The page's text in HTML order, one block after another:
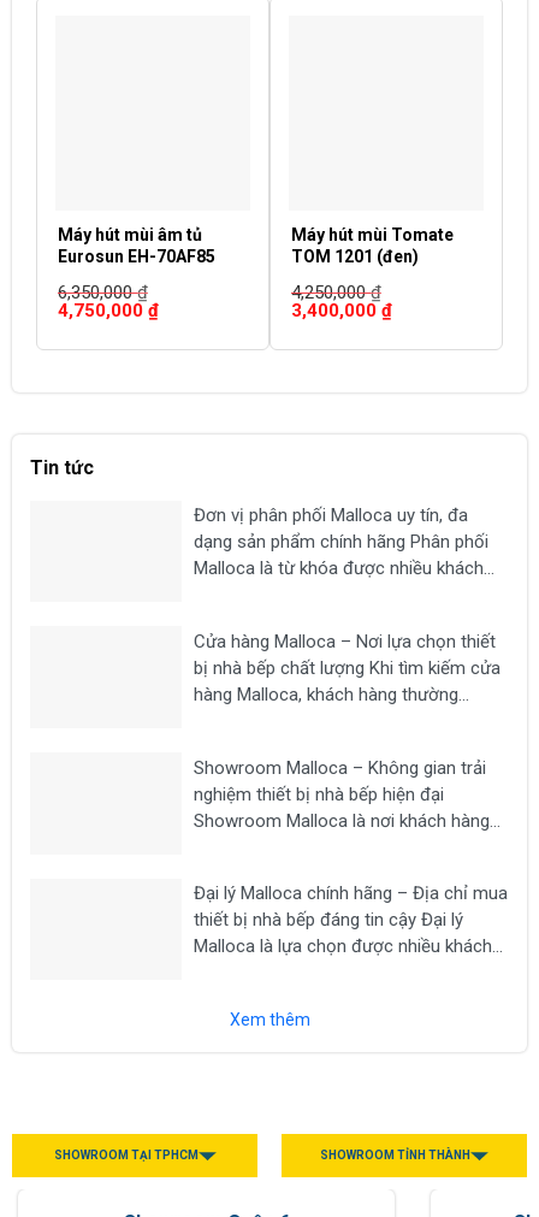
Máy hút mùi âm tủ
Eurosun EH-70AF85
6,350,000₫
Giá
gốc
là:
4,750,000 ₫Giá
tại
Máy hút mùi Tomate
TOM 1201 (đen)
4,250,000₫
Giá
gốc
là:
3,400,000 ₫Giá
tại
Tin tức
Đơn vị phân phối Malloca uy tín, đa
dạng sản phẩm chính hãng Phân phối
Malloca là từ khóa được nhiều khách
máy hút mùi, lò nướng,...
Cửa hàng Malloca – Nơi lựa chọn thiết
bị nhà bếp chất lượng Khi tìm kiếm cửa
hàng Malloca, khách hàng thường
như bếp từ, máy hút...
Showroom Malloca – Không gian trải
nghiệm thiết bị nhà bếp hiện đại
Showroom Malloca là nơi khách hàng
máy hút mùi, lò nướng, lò vi sóng, máy...
Đại lý Malloca chính hãng – Địa chỉ mua
thiết bị nhà bếp đáng tin cậy Đại lý
Malloca là lựa chọn được nhiều khách
máy hút...
Xem thêm
SHOWROOM TẠI TPHCM SHOWROOM TỈNH THÀNH